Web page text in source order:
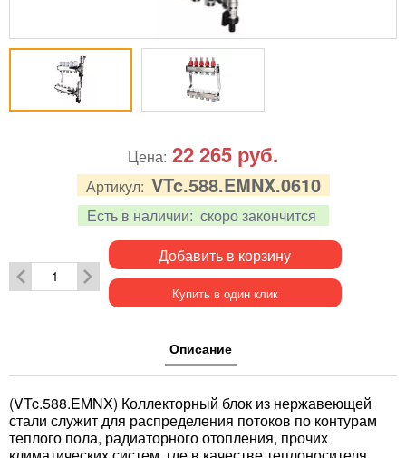
Артикул: VTc.588.EMNX.0610
Есть в наличии: скоро закончится
Цена: 22 265 руб.
Добавить в корзину
Купить в один клик
Описание
(VTc.588.EMNX) Коллекторный блок из нержавеющей
стали служит для распределения потоков по контурам
теплого пола, радиаторного отопления, прочих